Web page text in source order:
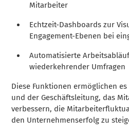
Mitarbeiter
Echtzeit-Dashboards zur
Engagement-Ebenen bei
Automatisierte
wiederkehrender Umfragen
Diese Funktionen ermöglichen
und der Geschäftsleitung, das
verbessern, die
den Unternehmenserfolg zu